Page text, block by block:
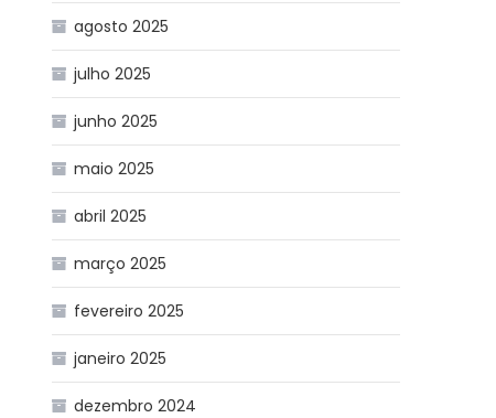
agosto 2025
julho 2025
junho 2025
maio 2025
abril 2025
março 2025
fevereiro 2025
janeiro 2025
dezembro 2024